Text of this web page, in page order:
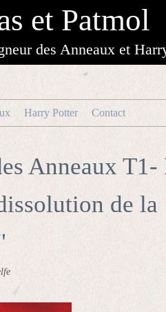
et Patmol
des Anneaux et
Harry Potter Contact
Anneaux
de la